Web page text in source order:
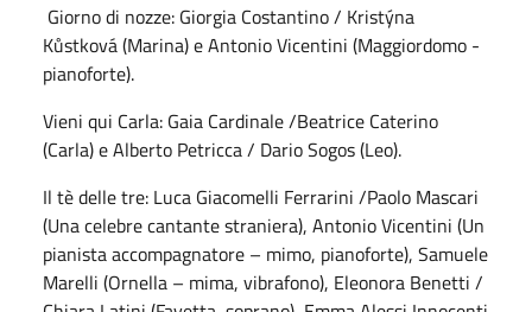
Giorno di nozze: Giorgia Costantino / Kristýna
Kůstková (Marina) e Antonio Vicentini (Maggiordomo -
pianoforte).
Vieni qui Carla: Gaia Cardinale /Beatrice Caterino
(Carla) e Alberto Petricca / Dario Sogos (Leo).
Il tè delle tre: Luca Giacomelli Ferrarini /Paolo Mascari
(Una celebre cantante straniera), Antonio Vicentini (Un
pianista accompagnatore – mimo, pianoforte), Samuele
Marelli (Ornella – mima, vibrafono), Eleonora Benetti /